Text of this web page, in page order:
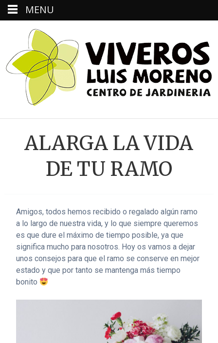
ALARGA LA VIDA
DE TU RAMO
Amigos, todos hemos recibido o regalado algún ramo
a lo largo de nuestra vida, y lo que siempre queremos
es que dure el máximo de tiempo posible, ya que
significa mucho para nosotros. Hoy os vamos a dejar
unos consejos para que el ramo se conserve en mejor
estado y que por tanto se mantenga más tiempo
bonito
MENU